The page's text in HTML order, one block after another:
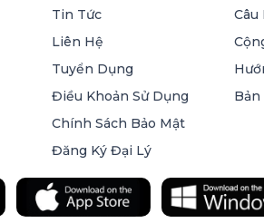
Tin Tức
Liên Hệ
Tuyển Dụng
Điều Khoản Sử Dụng
Chính Sách Bảo Mật
Đăng Ký Đại Lý
Câu